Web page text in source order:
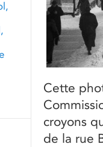
Cette
croyons
de la rue